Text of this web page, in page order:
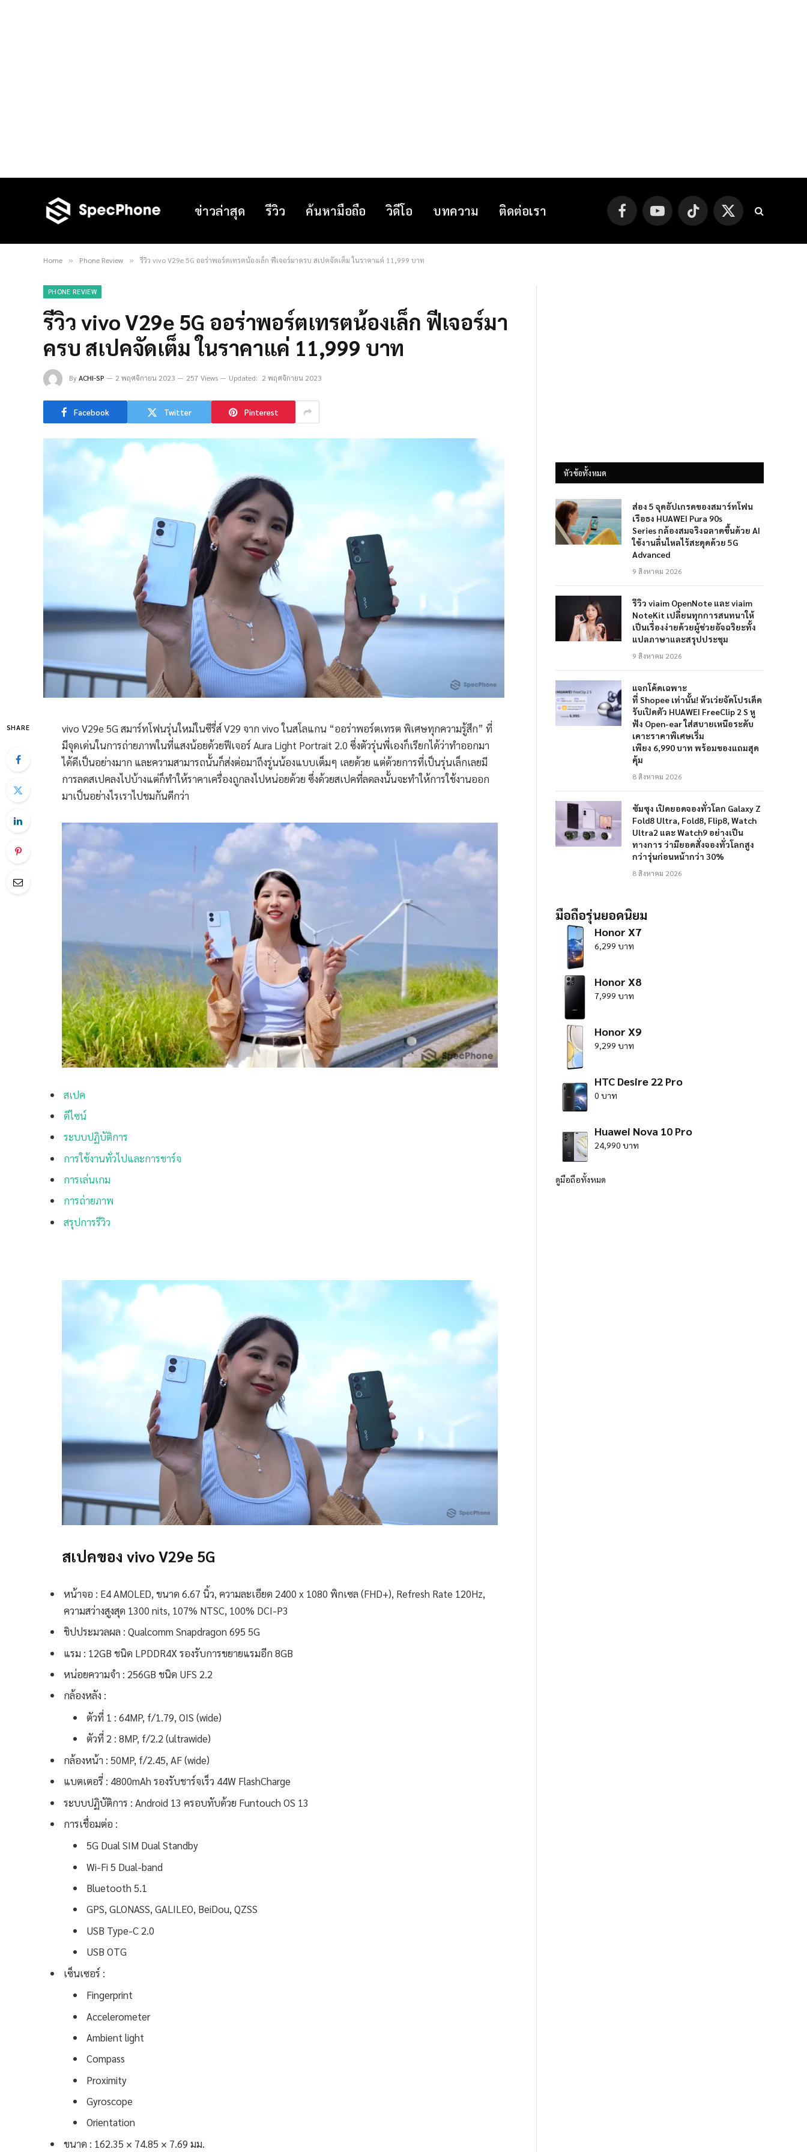
ข่าวล่าสุด รีวิว ค้นหามือถือ วิดีโอ บทความ ติดต่อเรา FacebookYouTube TikTok
X
(Twitter)
Home » Phone Review » รีวิว vivo V29e 5G ออร่าพอร์ตเทรตน้องเล็ก ฟีเจอร์มาครบ สเปคจัดเต็ม ในราคาแค่ 11,999 บาท
PHONE REVIEW
รีวิว vivo V29e 5G ออร่าพอร์ตเทรตน้องเล็ก ฟีเจอร์มา
ครบ สเปคจัดเต็ม ในราคาแค่ 11,999 บาท
ByACHI-SP 2 พฤศจิกายน 2023 257 Views Updated: 2 พฤศจิกายน 2023
Facebook Twitter Pinterest
SHARE
vivo V29e 5G สมาร์ทโฟนรุ่นใหม่ในซีรี่ส์ V29 จาก vivo ในสโลแกน “ออร่าพอร์ตเทรต พิเศษทุกความรู้สึก” ที่
มีจุดเด่นในการถ่ายภาพในที่แสงน้อยด้วยฟีเจอร์ Aura Light Portrait 2.0 ซึ่งตัวรุ่นพี่เองก็เรียกได้ว่าทำออกมา
ได้ดีเป็นอย่างมาก และความสามารถนั้นก็ส่งต่อมาถึงรู่นน้องแบบเต็มๆ เลยด้วย แต่ด้วยการที่เป็นรุ่นเล็กเลยมี
การลดสเปคลงไปบ้างแต่ก็ทำให้ราคาเครื่องถูกลงไปหน่อยด้วย ซึ่งด้วยสเปคที่ลดลงนั้นจะทำให้การใช้งานออก
มาเป็นอย่างไรเราไปชมกันดีกว่า
สเปค
ดีไซน์
ระบบปฏิบัติการ
การใช้งานทั่วไปและการชาร์จ
การเล่นเกม
การถ่ายภาพ
สรุปการรีวิว
สเปคของ vivo V29e 5G
หน้าจอ : E4 AMOLED, ขนาด 6.67 นิ้ว, ความละเอียด 2400 x 1080 พิกเซล (FHD+), Refresh Rate 120Hz,
ความสว่างสูงสุด 1300 nits, 107% NTSC, 100% DCI-P3
ชิปประมวลผล : Qualcomm Snapdragon 695 5G
แรม : 12GB ชนิด LPDDR4X รองรับการขยายแรมอีก 8GB
หน่อยความจำ : 256GB ชนิด UFS 2.2
กล้องหลัง :
ตัวที่ 1 : 64MP, f/1.79, OIS (wide)
ตัวที่ 2 : 8MP, f/2.2 (ultrawide)
กล้องหน้า : 50MP, f/2.45, AF (wide)
แบตเตอรี่ : 4800mAh รองรับชาร์จเร็ว 44W FlashCharge
ระบบปฏิบัติการ : Android 13 ครอบทับด้วย Funtouch OS 13
การเชื่อมต่อ :
5G Dual SIM Dual Standby
Wi-Fi 5 Dual-band
Bluetooth 5.1
GPS, GLONASS, GALILEO, BeiDou, QZSS
USB Type-C 2.0
USB OTG
เซ็นเซอร์ :
Fingerprint
Accelerometer
Ambient light
Compass
Proximity
Gyroscope
Orientation
ขนาด : 162.35 × 74.85 × 7.69 มม.
หัวข้อทั้งหมด
ส่อง 5 จุดอัปเกรดของสมาร์ทโฟน
เรือธง HUAWEI Pura 90s
Series กล้องสมจริงฉลาดขึ้นด้วย AI
ใช้งานลื่นไหลไร้สะดุดด้วย 5G
Advanced
9 สิงหาคม 2026
รีวิว viaim OpenNote และ viaim
NoteKit เปลี่ยนทุกการสนทนาให้
เป็นเรื่องง่ายด้วยผู้ช่วยอัจฉริยะทั้ง
แปลภาษาและสรุปประชุม
9 สิงหาคม 2026
แจกโค้ดเฉพาะ
ที่ Shopee เท่านั้น! หัวเว่ยจัดโปรเด็ด
รับเปิดตัว HUAWEI FreeClip 2 S หู
ฟัง Open-ear ใส่สบายเหนือระดับ
เคาะราคาพิเศษเริ่ม
เพียง 6,990 บาท พร้อมของแถมสุด
คุ้ม
8 สิงหาคม 2026
ซัมซุง เปิดยอดจองทั่วโลก Galaxy Z
Fold8 Ultra, Fold8, Flip8, Watch
Ultra2 และ Watch9 อย่างเป็น
ทางการ ว่ามียอดสั่งจองทั่วโลกสูง
กว่ารุ่นก่อนหน้ากว่า 30%
8 สิงหาคม 2026
มือถือรุ่นยอดนิยม
Honor X7
6,299 บาท
Honor X8
7,999 บาท
Honor X9
9,299 บาท
HTC Desire 22 Pro
0 บาท
Huawei Nova 10 Pro
24,990 บาท
ดูมือถือทั้งหมด